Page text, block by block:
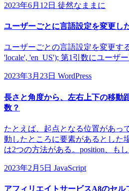
2023年6月12日 徒然なままに
ユーザーごとに言語設定を変更し
ユーザーごとの言語設定を変更する
'locale', 'en_US'); 第1引数にユーザ
2023年3月23日 WordPress
長さと角度から、左右上下の移動
数？
たとえば、起点となる位置があっ
動したところに要素があるとした
は2つの方法がある。position、も
2023年2月5日 JavaScript
アフィリエイトサービスA8のセル